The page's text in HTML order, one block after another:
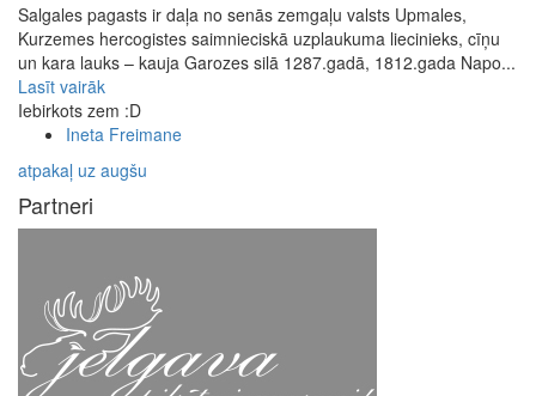
Salgales pagasts ir daļa no senās zemgaļu valsts Upmales,
Kurzemes hercogistes saimnieciskā uzplaukuma liecinieks, cīņu
un kara lauks – kauja Garozes silā 1287.gadā, 1812.gada Napo...
Lasīt vairāk
Iebirkots zem :D
Ineta Freimane
atpakaļ uz augšu
Partneri